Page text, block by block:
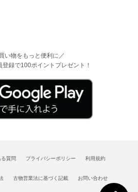
い物をもっと便利に／
登録で100ポイントプレゼント！
る質問 プライバシーポリシー 利用規約
古物営業法に基づく記載 お問い合わせ